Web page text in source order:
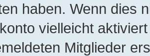
haben. Wenn dies
vielleicht
Mitglieder